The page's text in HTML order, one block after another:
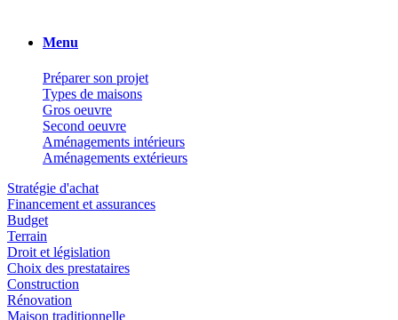
Menu
Préparer son projet
Types de maisons
Gros oeuvre
Second oeuvre
Aménagements intérieurs
Aménagements extérieurs
Stratégie d'achat
Financement et assurances
Budget
Terrain
Droit et législation
Choix des prestataires
Construction
Rénovation
Maison traditionnelle